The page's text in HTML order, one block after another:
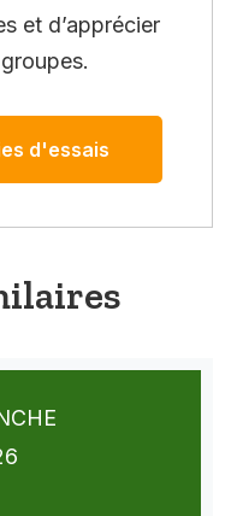
et d’apprécier
d'essais